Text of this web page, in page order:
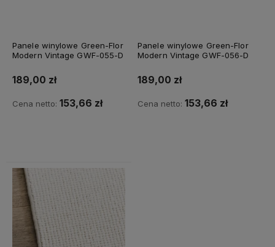
Panele winylowe Green-Flor
Modern Vintage GWF-055-D
189,00 zł
Cena netto: 153,66 zł
Panele winylowe Green-Flor
Modern Vintage GWF-056-D
189,00 zł
Cena netto: 153,66 zł